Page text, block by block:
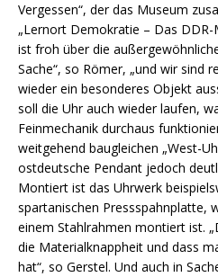
Vergessen“, der das Museum
„Lernort Demokratie – Das
ist froh über die
Sache“, so Römer, „und wir sind
wieder ein besonderes Objekt
soll die Uhr auch wieder laufen,
Feinmechanik durchaus
weitgehend baugleichen „West-
ostdeutsche Pendant jedoch
Montiert ist das Uhrwerk
spartanischen Pressspahnplatte,
einem Stahlrahmen montiert ist.
die Materialknappheit und dass
hat“, so Gerstel. Und auch in